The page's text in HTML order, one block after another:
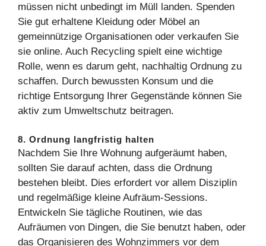
müssen nicht unbedingt im Müll landen. Spenden
Sie gut erhaltene Kleidung oder Möbel an
gemeinnützige Organisationen oder verkaufen Sie
sie online. Auch Recycling spielt eine wichtige
Rolle, wenn es darum geht, nachhaltig Ordnung zu
schaffen. Durch bewussten Konsum und die
richtige Entsorgung Ihrer Gegenstände können Sie
aktiv zum Umweltschutz beitragen.
8. Ordnung langfristig halten
Nachdem Sie Ihre Wohnung aufgeräumt haben,
sollten Sie darauf achten, dass die Ordnung
bestehen bleibt. Dies erfordert vor allem Disziplin
und regelmäßige kleine Aufräum-Sessions.
Entwickeln Sie tägliche Routinen, wie das
Aufräumen von Dingen, die Sie benutzt haben, oder
das Organisieren des Wohnzimmers vor dem